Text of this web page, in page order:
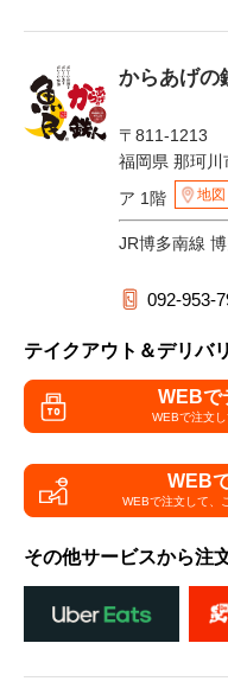
からあげの
〒811-1213
福岡県 那珂
ア 1階
地図
JR博多南線
092-953-
テイクアウト＆デリバ
WEBで
WEBで注文し
WEB
WEBで注文して、
その他サービスから注